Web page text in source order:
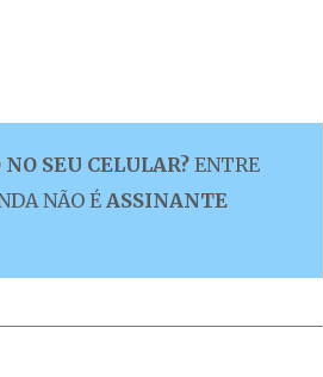
SEU CELULAR? ENTRE
NÃO ÉASSINANTE